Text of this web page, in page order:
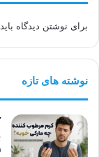
برای نوشتن دیدگاه باید
نوشته های تازه